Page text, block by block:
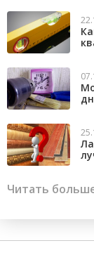
Читать